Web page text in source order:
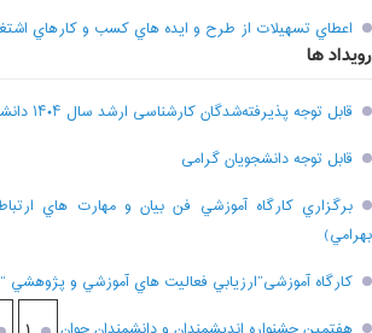
اعطاي تسهيلات از طرح و ايده هاي کسب و کارهاي
رویداد ها
قابل توجه پذیرفته‌شدگان کارشناسی ارشد سال ۱۴۰۴ دانشگاه حکیم سبزواری
قابل توجه دانشجویان گرامی
بهرامي)
کارگاه آموزشی”ارزيابي فعاليت هاي آموزشي و پژوهشي “